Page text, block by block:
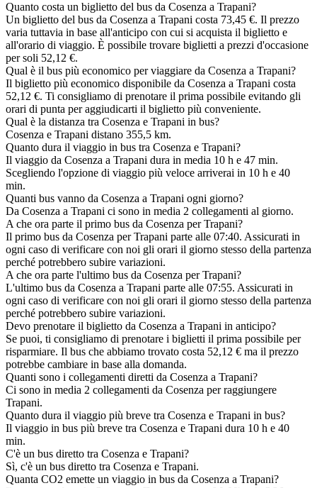
Quanto costa un biglietto del bus da Cosenza a Trapani?
Un biglietto del bus da Cosenza a Trapani costa 73,45 €. Il prezzo
varia tuttavia in base all'anticipo con cui si acquista il biglietto e
all'orario di viaggio. È possibile trovare biglietti a prezzi d'occasione
per soli 52,12 €.
Qual è il bus più economico per viaggiare da Cosenza a Trapani?
Il biglietto più economico disponibile da Cosenza a Trapani costa
52,12 €. Ti consigliamo di prenotare il prima possibile evitando gli
orari di punta per aggiudicarti il biglietto più conveniente.
Qual è la distanza tra Cosenza e Trapani in bus?
Cosenza e Trapani distano 355,5 km.
Quanto dura il viaggio in bus tra Cosenza e Trapani?
Il viaggio da Cosenza a Trapani dura in media 10 h e 47 min.
Scegliendo l'opzione di viaggio più veloce arriverai in 10 h e 40
min.
Quanti bus vanno da Cosenza a Trapani ogni giorno?
Da Cosenza a Trapani ci sono in media 2 collegamenti al giorno.
A che ora parte il primo bus da Cosenza per Trapani?
Il primo bus da Cosenza per Trapani parte alle 07:40. Assicurati in
ogni caso di verificare con noi gli orari il giorno stesso della partenza
perché potrebbero subire variazioni.
A che ora parte l'ultimo bus da Cosenza per Trapani?
L'ultimo bus da Cosenza a Trapani parte alle 07:55. Assicurati in
ogni caso di verificare con noi gli orari il giorno stesso della partenza
perché potrebbero subire variazioni.
Devo prenotare il biglietto da Cosenza a Trapani in anticipo?
Se puoi, ti consigliamo di prenotare i biglietti il prima possibile per
risparmiare. Il bus che abbiamo trovato costa 52,12 € ma il prezzo
potrebbe cambiare in base alla domanda.
Quanti sono i collegamenti diretti da Cosenza a Trapani?
Ci sono in media 2 collegamenti da Cosenza per raggiungere
Trapani.
Quanto dura il viaggio più breve tra Cosenza e Trapani in bus?
Il viaggio in bus più breve tra Cosenza e Trapani dura 10 h e 40
min.
C'è un bus diretto tra Cosenza e Trapani?
Sì, c'è un bus diretto tra Cosenza e Trapani.
Quanta CO2 emette un viaggio in bus da Cosenza a Trapani?